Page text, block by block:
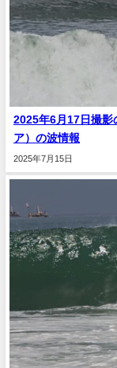
2025年6月17日撮影
ア）の波情報
2025年7月15日